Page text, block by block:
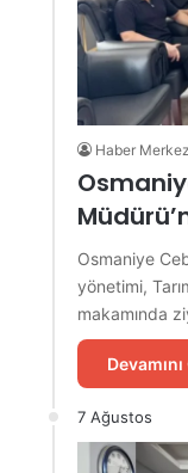
Haber
Osmaniye
yönetimi,
makamında
7 Ağustos